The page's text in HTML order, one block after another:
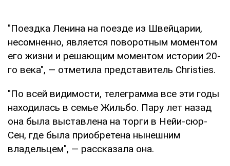
"Поездка Ленина на поезде из Швейцарии,
несомненно, является поворотным моментом
его жизни и решающим моментом истории 20-
го века", — отметила представитель Christies.
"По всей видимости, телеграмма все эти годы
находилась в семье Жильбо. Пару лет назад
она была выставлена на торги в Нейи-сюр-
Сен, где была приобретена нынешним
владельцем", — рассказала она.